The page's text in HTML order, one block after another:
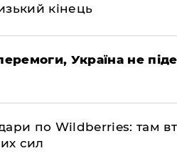
кінець
Україна не
по Wildberries: там
сил